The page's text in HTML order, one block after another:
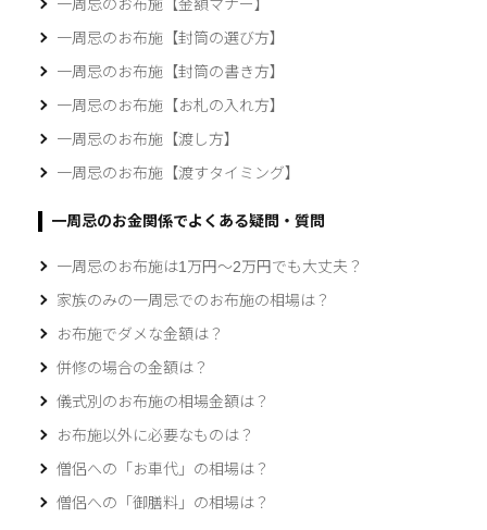
一周忌のお布施【金額マナー】
一周忌のお布施【封筒の選び方】
一周忌のお布施【封筒の書き方】
一周忌のお布施【お札の入れ方】
一周忌のお布施【渡し方】
一周忌のお布施【渡すタイミング】
一周忌のお金関係でよくある疑問・質問
一周忌のお布施は1万円～2万円でも大丈夫？
家族のみの一周忌でのお布施の相場は？
お布施でダメな金額は？
併修の場合の金額は？
儀式別のお布施の相場金額は？
お布施以外に必要なものは？
僧侶への「お車代」の相場は？
僧侶への「御膳料」の相場は？